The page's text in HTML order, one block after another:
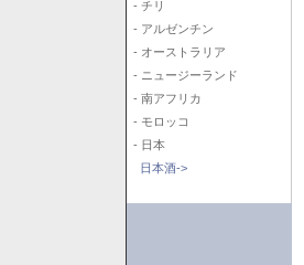
- チリ
- アルゼンチン
- オーストラリア
- ニュージーランド
- 南アフリカ
- モロッコ
- 日本
日本酒->